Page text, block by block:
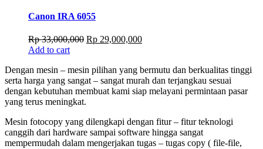
Canon IRA 6055
Rp33,000,000 Original
Rp 33,000,000.
Rp 29,000,000Current
Rp 29,000,000.
Add to cart
Dengan mesin – mesin pilihan yang bermutu dan berkualitas tinggi
serta harga yang sangat – sangat murah dan terjangkau sesuai
dengan kebutuhan membuat kami siap melayani permintaan pasar
yang terus meningkat.
Mesin fotocopy yang dilengkapi dengan fitur – fitur teknologi
canggih dari hardware sampai software hingga sangat
mempermudah dalam mengerjakan tugas – tugas copy ( file-file,